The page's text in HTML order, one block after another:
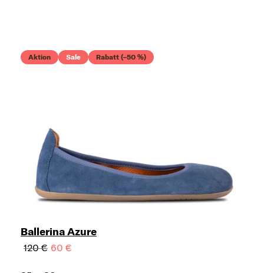
Aktion Sale Rabatt (–50 %)
Ballerina Azure
120 € 60 €